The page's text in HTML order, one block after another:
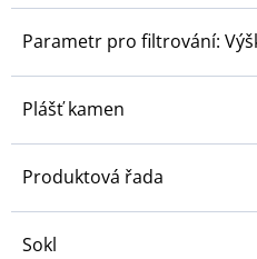
Parametr pro filtrování:
Plášť kamen
Produktová řada
Sokl